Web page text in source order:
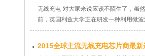
无线充电 对大家来说应该不陌生了，虽然
前，英国利兹大学正在研发一种利用
2015全球主流无线充电芯片商最新